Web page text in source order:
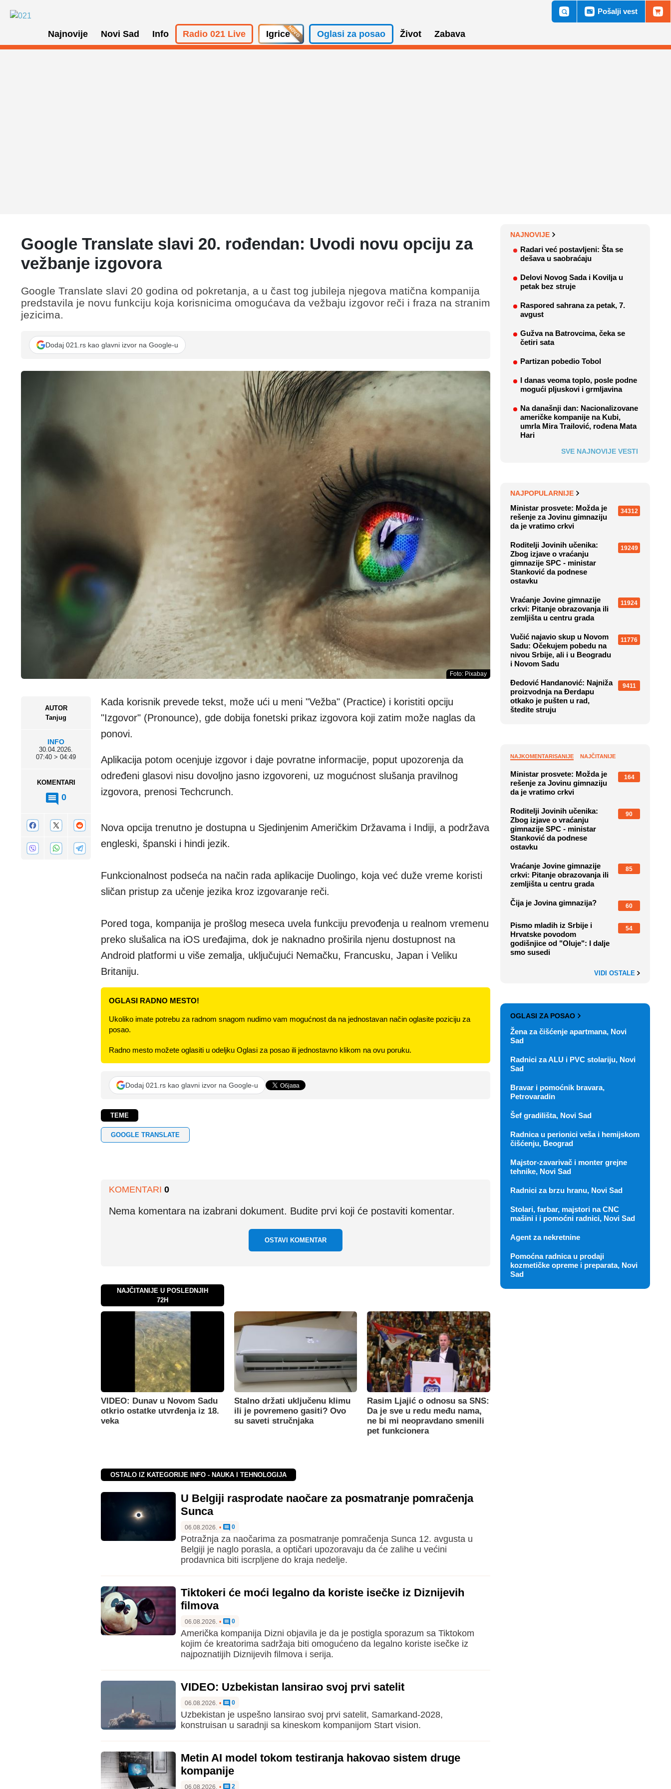
Najnovije Novi Sad Info Radio 021 Live Igrice Oglasi za posao Život Zabava
Pošalji vest
Google Translate slavi 20. rođendan: Uvodi novu opciju za
vežbanje izgovora
AUTOR
Tanjug
INFO
30.04.2026.
07:40 > 04:49
KOMENTARI
0
Google Translate slavi 20 godina od pokretanja, a u čast tog jubileja njegova matična kompanija
predstavila je novu funkciju koja korisnicima omogućava da vežbaju izgovor reči i fraza na stranim
jezicima.
Dodaj 021.rs kao glavni izvor na Google-u
Foto: Pixabay
Kada korisnik prevede tekst, može ući u meni "Vežba" (Practice) i koristiti opciju
"Izgovor" (Pronounce), gde dobija fonetski prikaz izgovora koji zatim može naglas da
ponovi.
Aplikacija potom ocenjuje izgovor i daje povratne informacije, poput upozorenja da
određeni glasovi nisu dovoljno jasno izgovoreni, uz mogućnost slušanja pravilnog
izgovora, prenosi Techcrunch.
Nova opcija trenutno je dostupna u Sjedinjenim Američkim Državama i Indiji, a podržava
engleski, španski i hindi jezik.
Funkcionalnost podseća na način rada aplikacije Duolingo, koja već duže vreme koristi
sličan pristup za učenje jezika kroz izgovaranje reči.
Pored toga, kompanija je prošlog meseca uvela funkciju prevođenja u realnom vremenu
preko slušalica na iOS uređajima, dok je naknadno proširila njenu dostupnost na
Android platformi u više zemalja, uključujući Nemačku, Francusku, Japan i Veliku
Britaniju.
OGLASI RADNO MESTO!
Ukoliko imate potrebu za radnom snagom nudimo vam mogućnost da na jednostavan način oglasite poziciju za
posao.
Radno mesto možete oglasiti u odeljku Oglasi za posao ili jednostavno klikom na ovu poruku.
Dodaj 021.rs kao glavni izvor na Google-u
TEME
GOOGLE TRANSLATE
KOMENTARI 0
Nema komentara na izabrani dokument. Budite prvi koji će postaviti komentar.
OSTAVI KOMENTAR
NAJČITANIJE U POSLEDNJIH
72H
VIDEO: Dunav u Novom Sadu
otkrio ostatke utvrđenja iz 18.
veka
Stalno držati uključenu klimu
ili je povremeno gasiti? Ovo
su saveti stručnjaka
Rasim Ljajić o odnosu sa SNS:
Da je sve u redu među nama,
ne bi mi neopravdano smenili
pet funkcionera
OSTALO IZ KATEGORIJE INFO - NAUKA I TEHNOLOGIJA
U Belgiji rasprodate naočare za posmatranje pomračenja
Sunca
06.08.2026. • 0
Potražnja za naočarima za posmatranje pomračenja Sunca 12. avgusta u
Belgiji je naglo porasla, a optičari upozoravaju da će zalihe u većini
prodavnica biti iscrpljene do kraja nedelje.
Tiktokeri će moći legalno da koriste isečke iz Diznijevih
filmova
06.08.2026. • 0
Američka kompanija Dizni objavila je da je postigla sporazum sa Tiktokom
kojim će kreatorima sadržaja biti omogućeno da legalno koriste isečke iz
najpoznatijih Diznijevih filmova i serija.
VIDEO: Uzbekistan lansirao svoj prvi satelit
06.08.2026. • 0
Uzbekistan je uspešno lansirao svoj prvi satelit, Samarkand-2028,
konstruisan u saradnji sa kineskom kompanijom Start vision.
Metin AI model tokom testiranja hakovao sistem druge
kompanije
06.08.2026. • 2
NAJNOVIJE
Radari već postavljeni: Šta se
dešava u saobraćaju
Delovi Novog Sada i Kovilja u
petak bez struje
Raspored sahrana za petak, 7.
avgust
Gužva na Batrovcima, čeka se
četiri sata
Partizan pobedio Tobol
I danas veoma toplo, posle podne
mogući pljuskovi i grmljavina
Na današnji dan: Nacionalizovane
američke kompanije na Kubi,
umrla Mira Trailović, rođena Mata
Hari
SVE NAJNOVIJE VESTI
NAJPOPULARNIJE
Ministar prosvete: Možda je
rešenje za Jovinu gimnaziju
da je vratimo crkvi
34312
Roditelji Jovinih učenika:
Zbog izjave o vraćanju
gimnazije SPC - ministar
Stanković da podnese
ostavku
19249
Vraćanje Jovine gimnazije
crkvi: Pitanje obrazovanja ili
zemljišta u centru grada
11924
Vučić najavio skup u Novom
Sadu: Očekujem pobedu na
nivou Srbije, ali i u Beogradu
i Novom Sadu
11776
Đedović Handanović: Najniža
proizvodnja na Đerdapu
otkako je pušten u rad,
štedite struju
9411
NAJKOMENTARISANIJE NAJČITANIJE
Ministar prosvete: Možda je
rešenje za Jovinu gimnaziju
da je vratimo crkvi
164
Roditelji Jovinih učenika:
Zbog izjave o vraćanju
gimnazije SPC - ministar
Stanković da podnese
ostavku
90
Vraćanje Jovine gimnazije
crkvi: Pitanje obrazovanja ili
zemljišta u centru grada
85
Čija je Jovina gimnazija? 60
Pismo mladih iz Srbije i
Hrvatske povodom
godišnjice od "Oluje": I dalje
smo susedi
54
VIDI OSTALE
OGLASI ZA POSAO
Žena za čišćenje apartmana, Novi
Sad
Radnici za ALU i PVC stolariju, Novi
Sad
Bravar i pomoćnik bravara,
Petrovaradin
Šef gradilišta, Novi Sad
Radnica u perionici veša i hemijskom
čišćenju, Beograd
Majstor-zavarivač i monter grejne
tehnike, Novi Sad
Radnici za brzu hranu, Novi Sad
Stolari, farbar, majstori na CNC
mašini i i pomoćni radnici, Novi Sad
Agent za nekretnine
Pomoćna radnica u prodaji
kozmetičke opreme i preparata, Novi
Sad